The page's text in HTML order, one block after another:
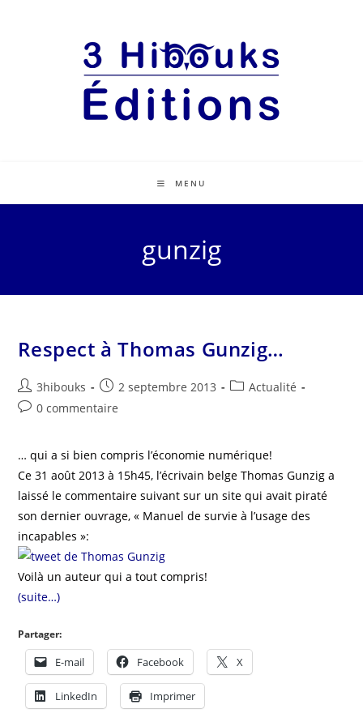
MENU
gunzig
Respect à Thomas Gunzig…
3hibouks 2 septembre 2013
Actualité
0 commentaire
… qui a si bien compris l’économie numérique!
Ce 31 août 2013 à 15h45, l’écrivain belge Thomas Gunzig a
laissé le commentaire suivant sur un site qui avait piraté
son dernier ouvrage, « Manuel de survie à l’usage des
incapables »:
Voilà un auteur qui a tout compris!
(suite…)
Partager:
E-mail Facebook X
LinkedIn Imprimer